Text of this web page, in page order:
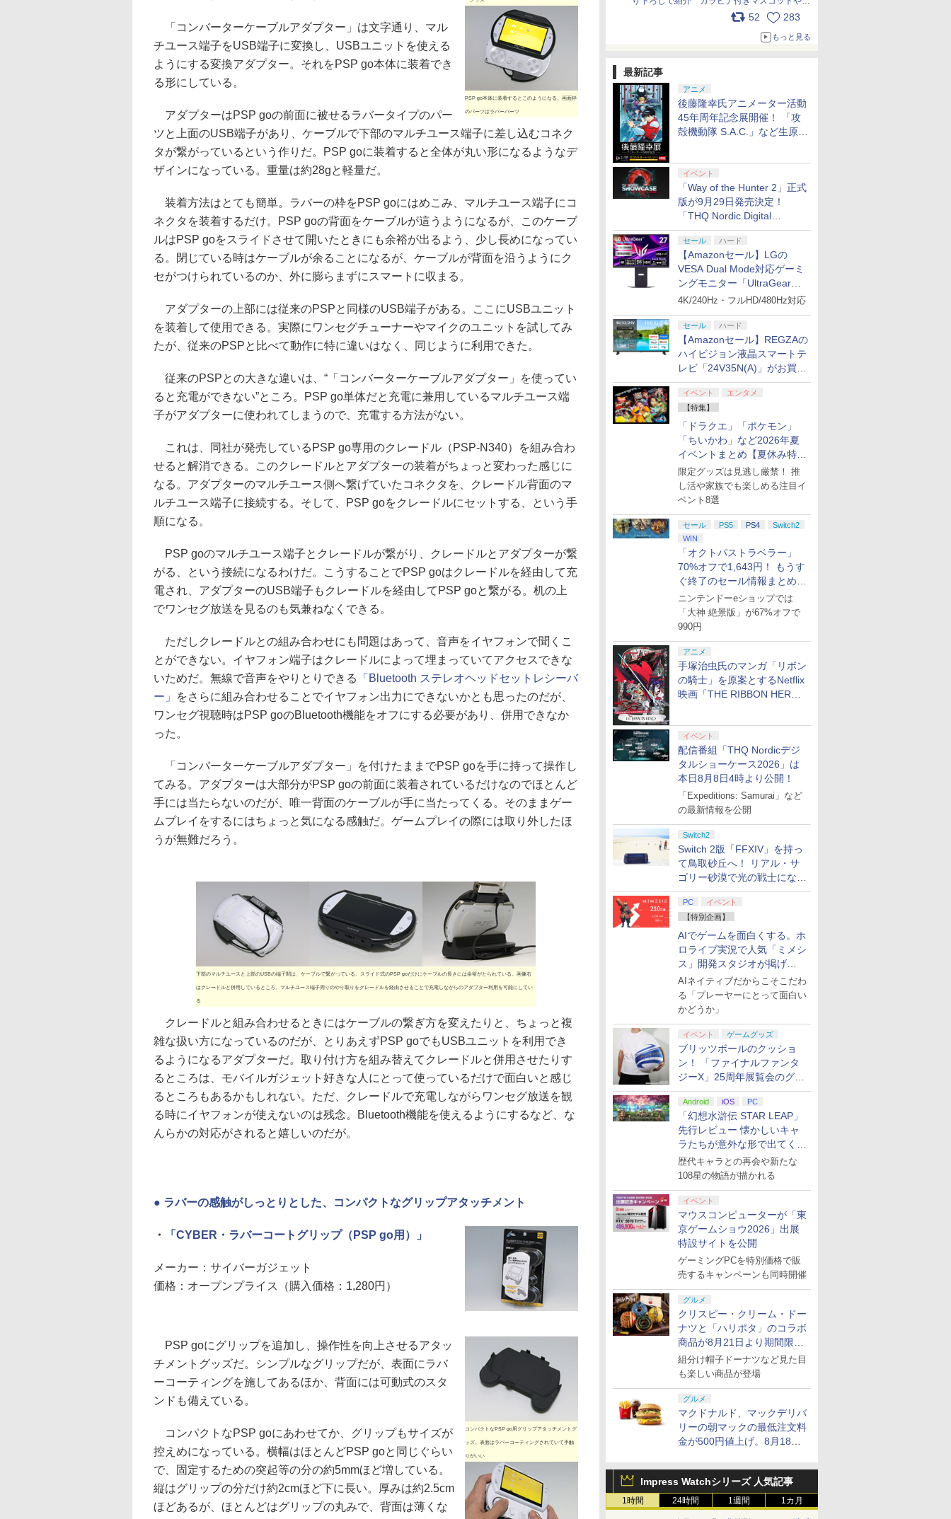
52 283
もっと見る
最新記事
アニメ
後藤隆幸氏アニメーター活動
45年周年記念展開催！ 「攻
殻機動隊 S.A.C.」など生原
イベント
「Way of the Hunter 2」正式
版が9月29日発売決定！
「THQ Nordic Digital
Showcase 2026」まとめ
セール ハード
【Amazonセール】LGの
VESA Dual Mode対応ゲーミ
ングモニター「UltraGear
27G850A-B」がお買い得！
4K/240Hz・フルHD/480Hz対応
セール ハード
【Amazonセール】REGZAの
ハイビジョン液晶スマートテ
レビ「24V35N(A)」がお買い
得！
イベント
エンタメ
【特集】
「ドラクエ」「ポケモン」
「ちいかわ」など2026年夏
イベントまとめ【夏休み特
集】
限定グッズは見逃し厳禁！ 推
し活や家族でも楽しめる注目イ
ベント8選
セール PS5 PS4
Switch2
WIN
「オクトパストラベラー」
70%オフで1,643円！ もうす
ぐ終了のセール情報まとめ
【8月8日更新】
ニンテンドーeショップでは
「大神 絶景版」が67%オフで
990円
アニメ
手塚治虫氏のマンガ「リボン
の騎士」を原案とするNetflix
映画「THE RIBBON HERO
イベント
配信番組「THQ Nordicデジ
タルショーケース2026」は
本日8月8日4時より公開！
「Expeditions: Samurai」など
の最新情報を公開
Switch2
Switch 2版「FFXIV」を持っ
て鳥取砂丘へ！ リアル・サ
ゴリー砂漠で光の戦士になっ
てみた
PC
イベント
【特別企画】
AIでゲームを面白くする。ホ
ロライブ実況で人気「ミメシ
ス」開発スタジオが掲げ
る“AI活用の信念”とは？【講
演レポート】
AIネイティブだからこそこだわ
る「プレーヤーにとって面白い
かどうか」
イベント ゲームグッズ
ブリッツボールのクッショ
ン！ 「ファイナルファンタ
ジーX」25周年展覧会のグッ
ズ情報が公開
Android iOS PC
「幻想水滸伝 STAR LEAP」
先行レビュー 懐かしいキャ
ラたちが意外な形で出てくる
シリーズ完全新作！
歴代キャラとの再会や新たな
108星の物語が描かれる
イベント
マウスコンピューターが「東
京ゲームショウ2026」出展
特設サイトを公開
ゲーミングPCを特別価格で販
売するキャンペーンも同時開催
グルメ
クリスピー・クリーム・ドー
ナツと「ハリポタ」のコラボ
商品が8月21日より期間限定
で発売
組分け帽子ドーナツなど見た目
も楽しい商品が登場
グルメ
マクドナルド、マックデリバ
リーの朝マックの最低注文料
金が500円値上げ。8月18日
Impress Watchシリーズ 人気記事
1時間 24時間 1週間 1カ月
PSP go本体に装着するとこのようになる。画面枠
のパーツはラバーパーツ
「コンバーターケーブルアダプター」は文字通り、マル
チユース端子をUSB端子に変換し、USBユニットを使える
ようにする変換アダプター。それをPSP go本体に装着でき
る形にしている。
アダプターはPSP goの前面に被せるラバータイプのパー
ツと上面のUSB端子があり、ケーブルで下部のマルチユース端子に差し込むコネク
タが繋がっているという作りだ。PSP goに装着すると全体が丸い形になるようなデ
ザインになっている。重量は約28gと軽量だ。
装着方法はとても簡単。ラバーの枠をPSP goにはめこみ、マルチユース端子にコ
ネクタを装着するだけ。PSP goの背面をケーブルが這うようになるが、このケーブ
ルはPSP goをスライドさせて開いたときにも余裕が出るよう、少し長めになってい
る。閉じている時はケーブルが余ることになるが、ケーブルが背面を沿うようにク
セがつけられているのか、外に膨らまずにスマートに収まる。
アダプターの上部には従来のPSPと同様のUSB端子がある。ここにUSBユニット
を装着して使用できる。実際にワンセグチューナーやマイクのユニットを試してみ
たが、従来のPSPと比べて動作に特に違いはなく、同じように利用できた。
従来のPSPとの大きな違いは、“「コンバーターケーブルアダプター」を使ってい
ると充電ができない”ところ。PSP go単体だと充電に兼用しているマルチユース端
子がアダプターに使われてしまうので、充電する方法がない。
これは、同社が発売しているPSP go専用のクレードル（PSP-N340）を組み合わ
せると解消できる。このクレードルとアダプターの装着がちょっと変わった感じに
なる。アダプターのマルチユース側へ繋げていたコネクタを、クレードル背面のマ
ルチユース端子に接続する。そして、PSP goをクレードルにセットする、という手
順になる。
PSP goのマルチユース端子とクレードルが繋がり、クレードルとアダプターが繋
がる、という接続になるわけだ。こうすることでPSP goはクレードルを経由して充
電され、アダプターのUSB端子もクレードルを経由してPSP goと繋がる。机の上
でワンセグ放送を見るのも気兼ねなくできる。
ただしクレードルとの組み合わせにも問題はあって、音声をイヤフォンで聞くこ
とができない。イヤフォン端子はクレードルによって埋まっていてアクセスできな
いためだ。無線で音声をやりとりできる
「Bluetooth ステレオヘッドセットレシーバ
ー」
をさらに組み合わせることでイヤフォン出力にできないかとも思ったのだが、
ワンセグ視聴時はPSP goのBluetooth機能をオフにする必要があり、併用できなか
った。
「コンバーターケーブルアダプター」を付けたままでPSP goを手に持って操作し
てみる。アダプターは大部分がPSP goの前面に装着されているだけなのでほとんど
手には当たらないのだが、唯一背面のケーブルが手に当たってくる。そのままゲー
ムプレイをするにはちょっと気になる感触だ。ゲームプレイの際には取り外したほ
うが無難だろう。
下部のマルチユースと上部のUSBの端子間は、ケーブルで繋がっている。スライド式のPSP goだけにケーブルの長さには余裕がとられている。画像右
はクレードルと併用しているところ。マルチユース端子周りのやり取りをクレードルを経由させることで充電しながらのアダプター利用を可能にしてい
る
クレードルと組み合わせるときにはケーブルの繋ぎ方を変えたりと、ちょっと複
雑な扱い方になっているのだが、とりあえずPSP goでもUSBユニットを利用でき
るようになるアダプターだ。取り付け方を組み替えてクレードルと併用させたりす
るところは、モバイルガジェット好きな人にとって使っているだけで面白いと感じ
るところもあるかもしれない。ただ、クレードルで充電しながらワンセグ放送を観
る時にイヤフォンが使えないのは残念。Bluetooth機能を使えるようにするなど、な
んらかの対応がされると嬉しいのだが。
● ラバーの感触がしっとりとした、コンパクトなグリップアタッチメント
・ 「CYBER・ラバーコートグリップ（PSP go用）」
メーカー：サイバーガジェット
価格：オープンプライス（購入価格：1,280円）
コンパクトなPSP go用グリップアタッチメントグ
ッズ。表面はラバーコーティングされていて手触
りがいい
PSP goにグリップを追加し、操作性を向上させるアタッ
チメントグッズだ。シンプルなグリップだが、表面にラバ
ーコーティングを施してあるほか、背面には可動式のスタ
ンドも備えている。
コンパクトなPSP goにあわせてか、グリップもサイズが
控えめになっている。横幅はほとんどPSP goと同じぐらい
で、固定するための突起等の分の約5mmほど増している。
縦はグリップの分だけ約2cmほど下に長い。厚みは約2.5cm
ほどあるが、ほとんどはグリップの丸みで、背面は薄くな